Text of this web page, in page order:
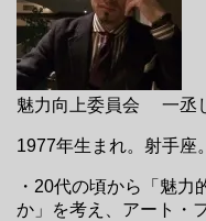
魅力向上委員会 一丞
1977年生まれ。射手座
・20代の頃から「魅
か」を考え、アート・